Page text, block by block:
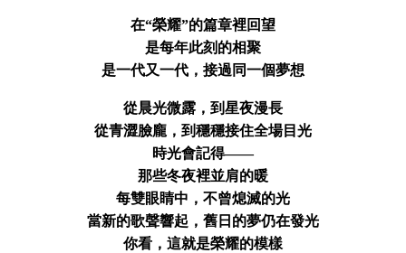
在“榮耀”的篇章裡回望
是每年此刻的相聚
是一代又一代，接過同一個夢想
從晨光微露，到星夜漫長
從青澀臉龐，到穩穩接住全場目光
時光會記得——
那些冬夜裡並肩的暖
每雙眼睛中，不曾熄滅的光
當新的歌聲響起，舊日的夢仍在發光
你看，這就是榮耀的模樣